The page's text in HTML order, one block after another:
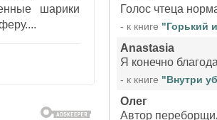
шарики
- к книге "Горький
Anastasia
- к книге "Внутри
Олег